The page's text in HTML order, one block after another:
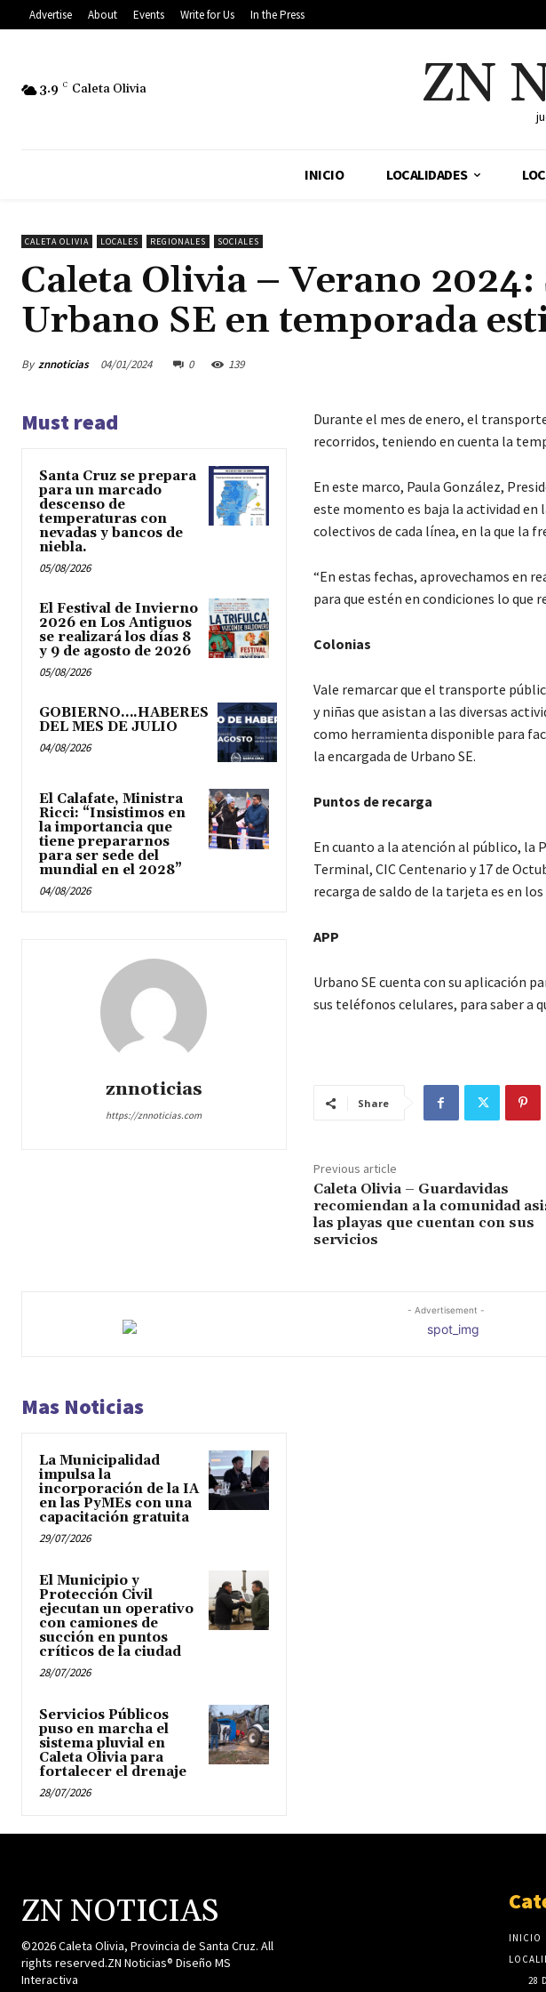
Advertise About Events Write for Us In the Press
3.9 C Caleta Olivia ZN
INICIO LOCALIDADES
CALETA OLIVIA LOCALES REGIONALES SOCIALES
Caleta Olivia – Verano 2024:
Urbano SE en temporada
By znnoticias 04/01/2024 0 139
Must read
Santa Cruz se prepara
para un marcado
descenso de
temperaturas con
nevadas y bancos de
niebla.
05/08/2026
El Festival de Invierno
2026 en Los Antiguos
se realizará los días 8
y 9 de agosto de 2026
05/08/2026
GOBIERNO….HABERES
DEL MES DE JULIO
04/08/2026
El Calafate, Ministra
Ricci: “Insistimos en
la importancia que
tiene prepararnos
para ser sede del
mundial en el 2028”
04/08/2026
znnoticias
https://znnoticias.com
Durante el mes de enero, el
recorridos, teniendo en cuenta la
En este marco, Paula González,
este momento es baja la actividad en
colectivos de cada línea, en la que la
“En estas fechas, aprovechamos en
para que estén en condiciones lo que
Colonias
Vale remarcar que el transporte
y niñas que asistan a las diversas
como herramienta disponible para
la encargada de Urbano SE.
Puntos de recarga
En cuanto a la atención al público, la
Terminal, CIC Centenario y 17 de
recarga de saldo de la tarjeta es en
APP
Urbano SE cuenta con su aplicación
sus teléfonos celulares, para saber a
Share
Previous article
Caleta Olivia – Guardavidas
recomiendan a la comunidad
las playas que cuentan con sus
servicios
- Advertisement -
Mas Noticias
La Municipalidad
impulsa la
incorporación de la IA
en las PyMEs con una
capacitación gratuita
29/07/2026
El Municipio y
Protección Civil
ejecutan un operativo
con camiones de
succión en puntos
críticos de la ciudad
28/07/2026
Servicios Públicos
puso en marcha el
sistema pluvial en
Caleta Olivia para
fortalecer el drenaje
28/07/2026
ZN NOTICIAS
©2026 Caleta Olivia, Provincia de Santa Cruz. All
rights reserved.ZN Noticias® Diseño MS
Interactiva
INICIO
28